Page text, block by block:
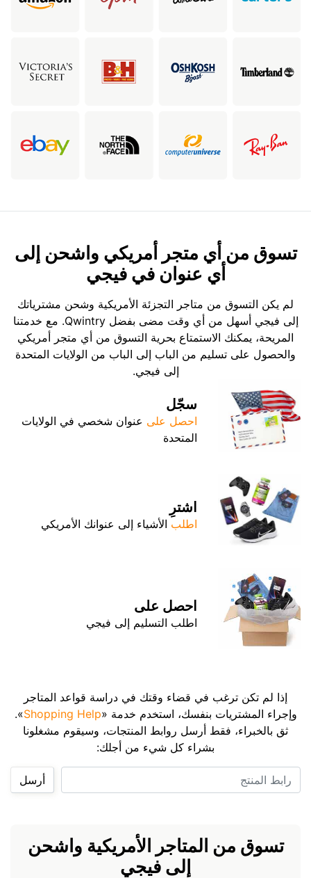
تسوق من أي متجر أمريكي واشحن إلى
أي عنوان في فيجي
لم يكن التسوق من متاجر التجزئة الأمريكية وشحن مشترياتك
إلى فيجي أسهل من أي وقت مضى بفضل Qwintry. مع خدمتنا
المريحة، يمكنك الاستمتاع بحرية التسوق من أي متجر أمريكي
والحصول على تسليم من الباب إلى الباب من الولايات المتحدة
إلى فيجي.
سجّل
احصل على عنوان شخصي في الولايات
المتحدة
اشترِ
اطلب الأشياء إلى عنوانك الأمريكي
احصل على
اطلب التسليم إلى فيجي
إذا لم تكن ترغب في قضاء وقتك في دراسة قواعد المتاجر
وإجراء المشتريات بنفسك، استخدم خدمة «Shopping Help
».
ثق بالخبراء، فقط أرسل روابط المنتجات، وسيقوم مشغلونا
بشراء كل شيء من أجلك:
أرسل
تسوق من المتاجر الأمريكية واشحن
إلى فيجي